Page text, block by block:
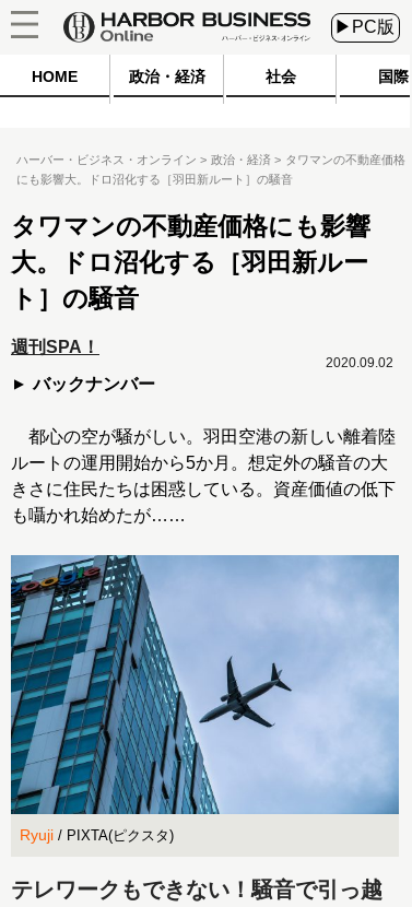
▶PC版
HOME 政治・経済 社会 国際
ハーバー・ビジネス・オンライン 政治・経済
タワマンの不動産価格
にも影響大。ドロ沼化する［羽田新ルート］の騒音
タワマンの不動産価格にも影響
大。ドロ沼化する［羽田新ルー
ト］の騒音
週刊SPA！
バックナンバー
2020.09.02
都心の空が騒がしい。羽田空港の新しい離着陸
ルートの運用開始から5か月。想定外の騒音の大
きさに住民たちは困惑している。資産価値の低下
も囁かれ始めたが……
Ryuji / PIXTA(ピクスタ)
テレワークもできない！騒音で引っ越